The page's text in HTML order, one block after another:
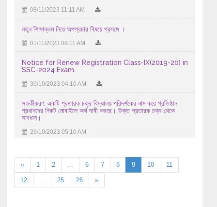
08/11/2023 11:11 AM
নতুন শিক্ষাক্রম নিয়ে অপপ্রচার বিষয়ে প্রসঙ্গে ।
01/11/2023 09:11 AM
Notice for Renew Registration Class-IX(2019-20) in
SSC-2024 Exam.
30/10/2023 04:10 AM
সতর্কীকরণ: একটি প্রতারক চক্র বিদ্যালয় পরিদর্শকের নাম করে প্রতিষ্ঠান
প্রধানদের নিকট মোবাইলে অর্থ দাবী করছে। উক্ত প্রতারক চক্র থেকে
সাবধান।
26/10/2023 05:10 AM
« 1 2 6 7 8 9 10 11
12 25 26 »